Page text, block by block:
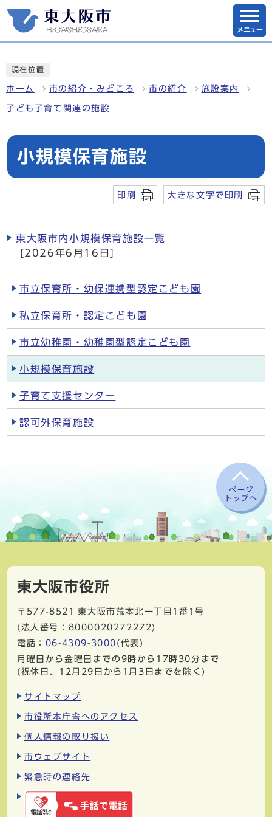
メニュー
現在位置
ホーム 市の紹介・みどころ 市の紹介 施設案内
子ども子育て関連の施設
小規模保育施設
印刷 大きな文字で印刷
東大阪市内小規模保育施設一覧
[2026年6月16日]
市立保育所・幼保連携型認定こども園
私立保育所・認定こども園
市立幼稚園・幼稚園型認定こども園
小規模保育施設
子育て支援センター
認可外保育施設
ページ
トップへ
東大阪市役所
〒577-8521
東大阪市荒本北一丁目1番1号
(法人番号：8000020272272)
電話： 06-4309-3000 (代表)
月曜日から金曜日までの9時から17時30分まで
(祝休日、12月29日から1月3日までを除く)
サイトマップ
市役所本庁舎へのアクセス
個人情報の取り扱い
市ウェブサイト
緊急時の連絡先